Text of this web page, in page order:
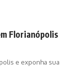
Florianópolis
e exponha sua